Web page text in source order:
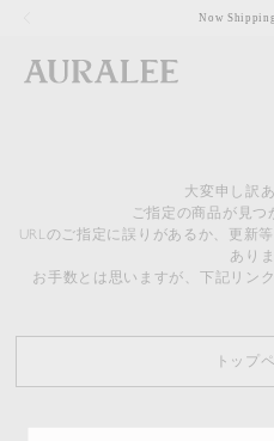
Now
大変申し訳
ご指定の商品が見つ
URLのご指定に誤りがあるか、更新
ありま
お手数とは思いますが、下記リン
トップ